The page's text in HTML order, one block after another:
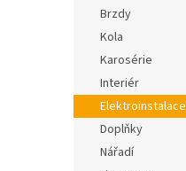
Brzdy
Kola
Karosérie
Interiér
Elektroinstalace
Doplňky
Nářadí